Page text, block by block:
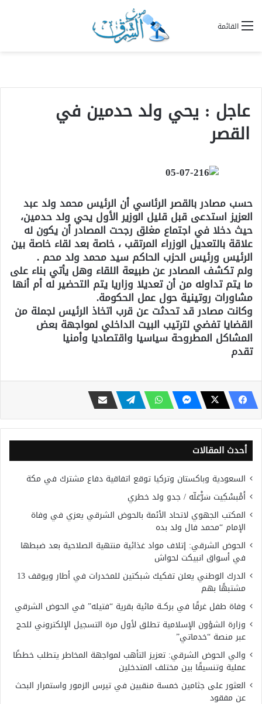
القائمة
عاجل : يحي ولد حدمين في
القصر
حسب مصادر بالقصر الرئاسي أن الرئيس محمد ولد عبد
العزيز استدعى قبل قليل الوزير الأول يحي ولد حدمين،
حيث دخلا في اجتماع مغلق رجحت المصادر أن يكون له
علاقة بالتعديل الوزراء المرتقب ، خاصة بعد لقاء خاصة بين
الرئيس ورئيس الحزب الحاكم سيد محمد ولد محم .
ولم تكشف المصادر عن طبيعة اللقاء وهل يأتي بناء على
ما يتم تداوله من أن تعديلا وزاريا يتم التحضير له أم أنها
مشاورات روتينية حول عمل الحكومة.
وكانت مصادر قد تحدثت عن قرب اتخاذ الرئيس لجملة من
القضايا تفضي لترتيب البيت الداخلي لمواجهة بعض
المشاكل المطروحة سياسيا واقتصاديا وأمنيا
تقدم
أحدث المقالات
السعودية وباكستان وتركيا توقع اتفاقية دفاع مشترك في مكة
أَمْبسْكِيت سَرّْغلّه / جدو ولد خطري
المكتب الجهوي لاتحاد الأئمة بالحوض الشرقي يعزي في وفاة
الإمام “محمد فال ولد بده
الحوض الشرقي: إتلاف مواد غذائية منتهية الصلاحية بعد ضبطها
في أسواق انبيكت لحواش
الدرك الوطني يعلن تفكيك شبكتين للمخدرات في أطار ويوقف 13
مشتبهًا بهم
وفاة طفل غرقًا في بركــة مائية بقرية “فتيله” في الحوض الشرقي
وزارة الشؤون الإسلامية تطلق لأول مرة التسجيل الإلكتروني للحج
عبر منصة “خدماتي”
والي الحوض الشرقي: تعزيز التأهب لمواجهة المخاطر يتطلب خططًا
عملية وتنسيقًا بين مختلف المتدخلين
العثور على جثامين خمسة منقبين في تيرس الزمور واستمرار البحث
عن مفقود